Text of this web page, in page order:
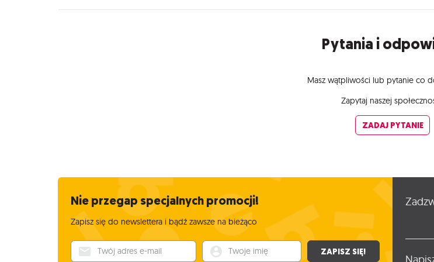
Pytania i
Masz wątpliwości lub pytanie co
Zapytaj naszej
ZADAJ PYTANIE
Nie przegap specjalnych promocji!
Zapisz się do newslettera i bądź zawsze na bieżąco
Twój adres e-mail Twoje imię ZAPISZ SIĘ!